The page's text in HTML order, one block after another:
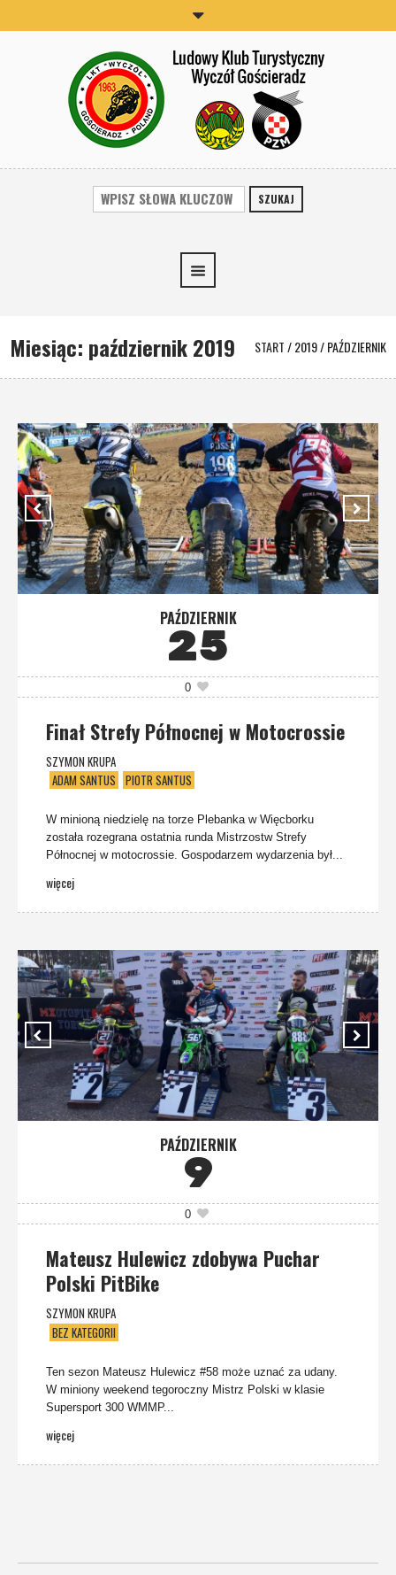
SZUKAJ
Miesiąc: październik 2019 START/2019/PAŹDZIERNIK
PAŹDZIERNIK
25
0
Finał Strefy Północnej w Motocrossie
SZYMON KRUPA
ADAM SANTUS PIOTR SANTUS
W minioną niedzielę na torze Plebanka w Więcborku
została rozegrana ostatnia runda Mistrzostw Strefy
Północnej w motocrossie. Gospodarzem wydarzenia był...
więcej
PAŹDZIERNIK
9
0
Mateusz Hulewicz zdobywa Puchar
Polski PitBike
SZYMON KRUPA
BEZ KATEGORII
Ten sezon Mateusz Hulewicz #58 może uznać za udany.
W miniony weekend tegoroczny Mistrz Polski w klasie
Supersport 300 WMMP...
więcej